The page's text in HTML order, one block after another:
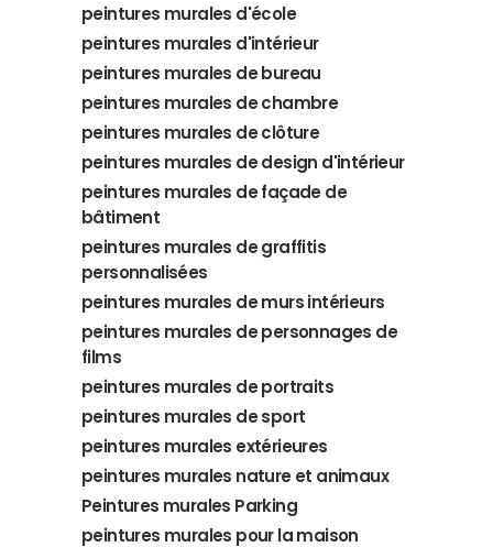
peintures murales d'école
peintures murales d'intérieur
peintures murales de bureau
peintures murales de chambre
peintures murales de clôture
peintures murales de design d'intérieur
peintures murales de façade de
bâtiment
peintures murales de graffitis
personnalisées
peintures murales de murs intérieurs
peintures murales de personnages de
films
peintures murales de portraits
peintures murales de sport
peintures murales extérieures
peintures murales nature et animaux
Peintures murales Parking
peintures murales pour la maison